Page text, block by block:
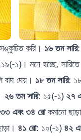
করি। ১৬ তম সারি:
১)। মনে হচ্ছে, সারিতে
বাদ দেয়। ১৮ তম সারি:
২৬ তম সারি: ১৫(-১) ২৭
৩৩ এবং ৩৪ রোকমানো
৪১ রো: ১০(-১) ৪২